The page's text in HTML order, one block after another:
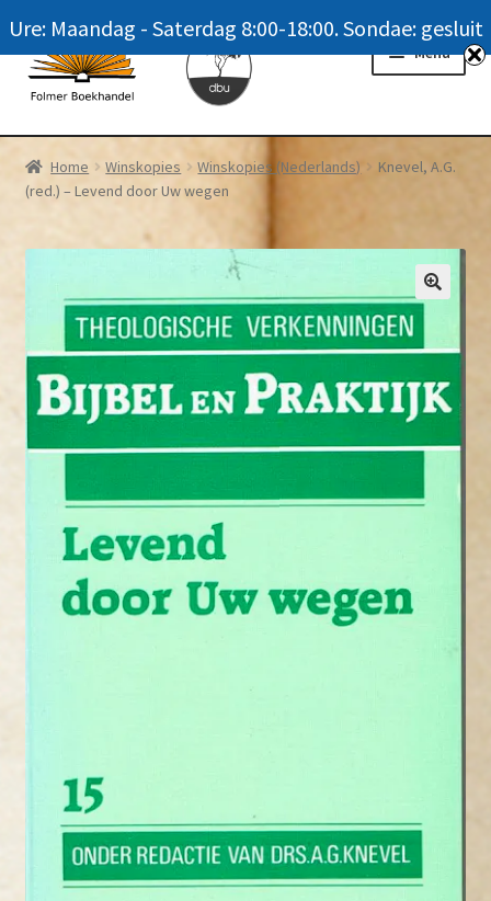
Skip
to
navigation
Skip
to
content
Menu
Homepage
News
Winkel / Shop
My account
Meer oor ons / FAQ
Navrae / Contact Us
Home Winskopies Winskopies (Nederlands)
Knevel, A.G.
(red.) – Levend door Uw wegen
Ure: Maandag - Saterdag 8:00-18:00. Sondae: gesluit